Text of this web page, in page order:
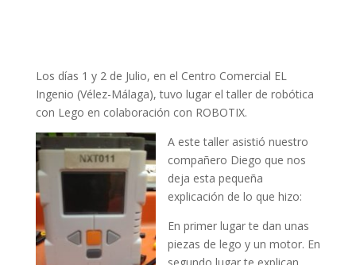
Los días 1 y 2 de Julio, en el Centro Comercial EL
Ingenio (Vélez-Málaga), tuvo lugar el taller de robótica
con Lego en colaboración con ROBOTIX.
A este taller asistió nuestro
compañero Diego que nos
deja esta pequeña
explicación de lo que hizo:
En primer lugar te dan unas
piezas de lego y un motor. En